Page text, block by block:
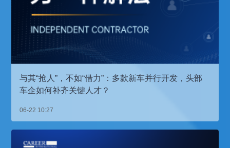
与其“抢人”，不如“借力”：多款新车并行开发，头部
车企如何补齐关键人才？
06-22 10:27